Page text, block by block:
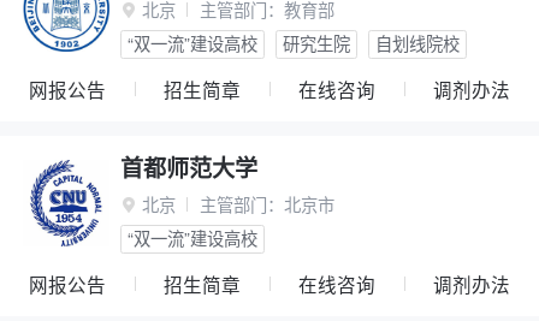
 北京 主管部门： 教育部
“双一流”建设高校
研究生院 自划线院校
网报公告 招生简章 在线咨询 调剂办法
首都师范大学
 北京 主管部门： 北京市
“双一流”建设高校
网报公告 招生简章 在线咨询 调剂办法